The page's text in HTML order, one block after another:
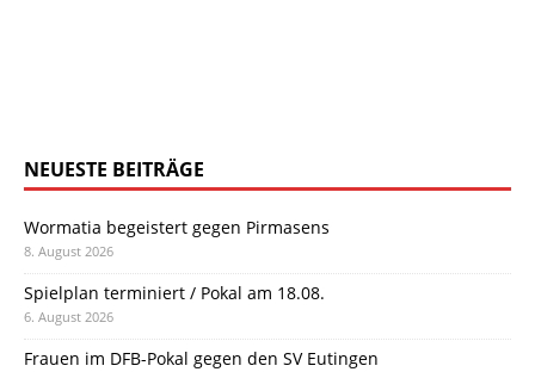
NEUESTE BEITRÄGE
Wormatia begeistert gegen Pirmasens
8. August 2026
Spielplan terminiert / Pokal am 18.08.
6. August 2026
Frauen im DFB-Pokal gegen den SV Eutingen